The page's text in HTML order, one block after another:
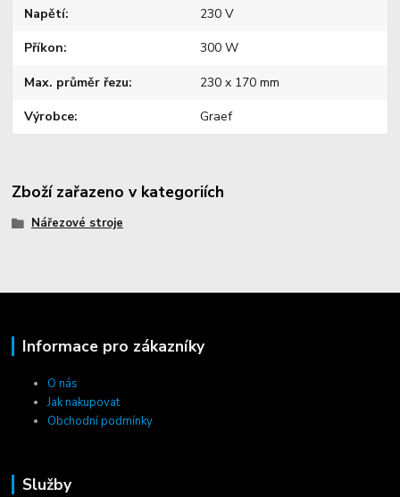
Napětí 230 V
Příkon 300 W
Max. průměr řezu 230 x 170 mm
Výrobce Graef
Zboží zařazeno v kategoriích
Nářezové stroje
Informace pro zákazníky
O nás
Jak nakupovat
Obchodní podmínky
Služby